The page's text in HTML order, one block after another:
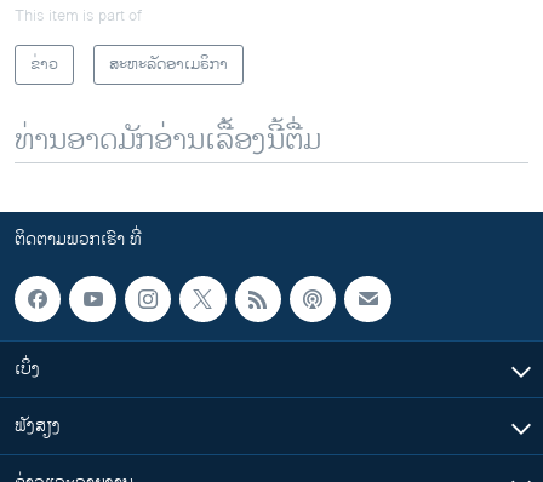
This item is part of
ຂ່າວ
ສະຫະລັດອາເມຣິກາ
ທ່ານອາດມັກອ່ານເລື້ອງນີ້ຕື່ມ
ຕິດຕາມພວກເຮົາ ທີ່
ເບິ່ງ
ຟັງສຽງ